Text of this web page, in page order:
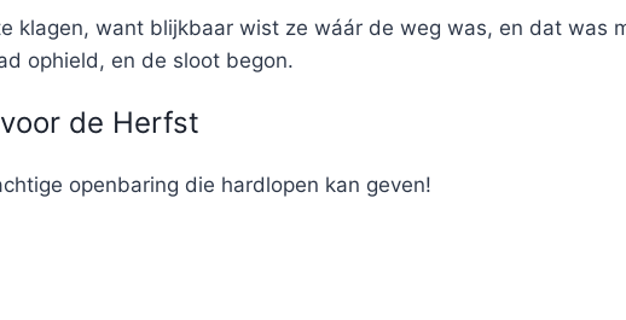
klagen, want blijkbaar wist ze wáár de weg was, en dat was
ophield, en de sloot begon.
de Herfst
openbaring die hardlopen kan geven!